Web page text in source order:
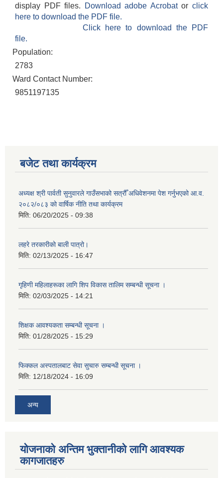
display PDF files.
Download adobe Acrobatorclick
here to download the PDF file.
Click here to download the PDF
file.
Population:
2783
Ward Contact Number:
9851197135
बजेट तथा कार्यक्रम
अध्यक्ष श्री पार्वती सुनुवारले गाउँसभाको सत्रौँ अधिवेशनमा पेश गर्नुभएको आ.व.
२०८२/०८३ को वार्षिक नीति तथा कार्यक्रम
मिति: 06/20/2025 - 09:38
लहरे तरकारीको बाली पात्रो।
मिति: 02/13/2025 - 16:47
गृहिणी महिलाहरूका लागि शिप विकास तालिम सम्बन्धी सूचना ‌।
मिति: 02/03/2025 - 14:21
शिक्षक आवश्यकता सम्बन्धी सूचना ।
मिति: 01/28/2025 - 15:29
फिक्कल अस्पतालबाट सेवा सुचारु सम्बन्धी सूचना ।
मिति: 12/18/2024 - 16:09
अन्य
योजनाको अन्तिम भुक्तानीको लागि आवश्यक
कागजातहरु